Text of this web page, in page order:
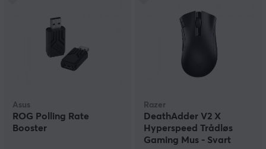
Asus
ROG Polling Rate
Booster
Razer
DeathAdder V2 X
Hyperspeed Trådløs
Gaming Mus - Svart